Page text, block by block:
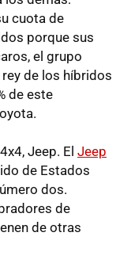
cuota de
porque sus
el grupo
de los híbridos
de este
Jeep. El Jeep
de Estados
dos.
de
de otras